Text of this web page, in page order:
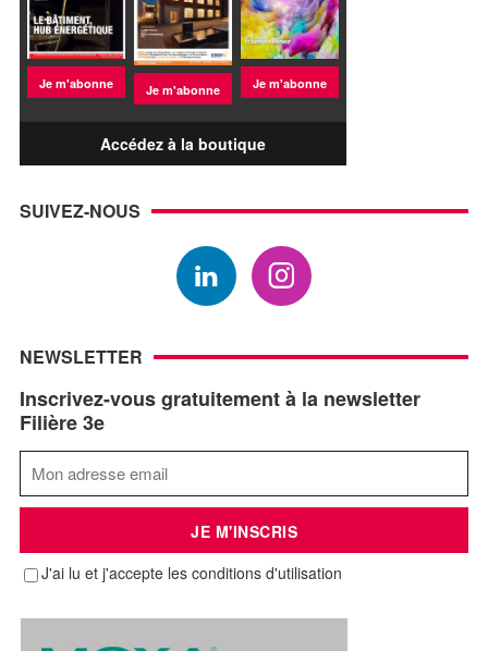
Je m'abonne Je m'abonne Je m'abonne
Accédez à la boutique
SUIVEZ-NOUS
NEWSLETTER
Inscrivez-vous gratuitement à la newsletter
Filière 3e
J'ai lu et j'accepte les conditions d'utilisation